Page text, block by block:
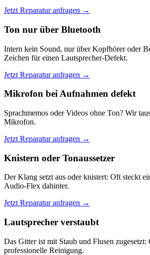
Jetzt Reparatur anfragen →
Ton nur über Bluetooth
Intern kein Sound, nur über Kopfhörer oder
Zeichen für einen Lautsprecher-Defekt.
Jetzt Reparatur anfragen →
Mikrofon bei Aufnahmen defekt
Sprachmemos oder Videos ohne Ton? Wir
Mikrofon.
Jetzt Reparatur anfragen →
Knistern oder Tonaussetzer
Der Klang setzt aus oder knistert: Oft steckt
Audio-Flex dahinter.
Jetzt Reparatur anfragen →
Lautsprecher verstaubt
Das Gitter ist mit Staub und Flusen
professionelle Reinigung.